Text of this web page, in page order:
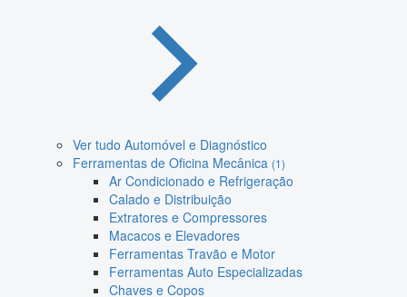
Ver tudo Automóvel e Diagnóstico
Ferramentas de Oficina Mecânica (1)
Ar Condicionado e Refrigeração
Calado e Distribuição
Extratores e Compressores
Macacos e Elevadores
Ferramentas Travão e Motor
Ferramentas Auto Especializadas
Chaves e Copos